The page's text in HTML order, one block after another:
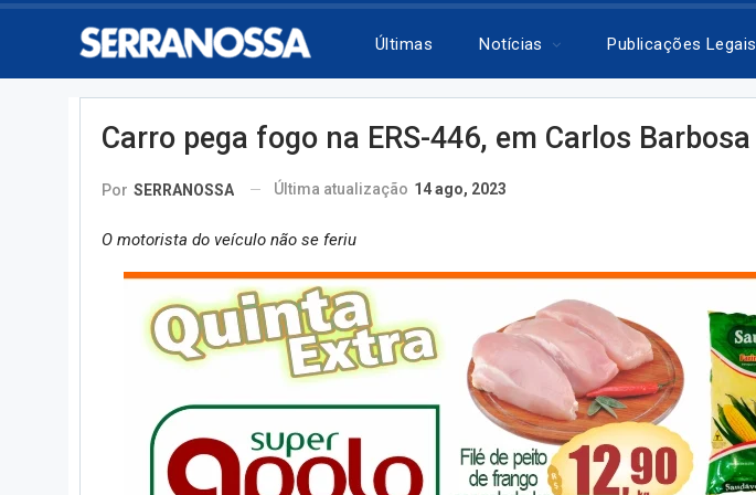
Últimas Notícias Publicações Legais
Carro pega fogo na ERS-446, em Carlos Barbosa
Por SERRANOSSA Última atualização 14 ago, 2023
O motorista do veículo não se feriu